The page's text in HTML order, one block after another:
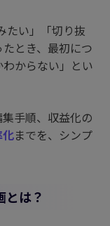
たい」「切り抜
とき、最初につ
からない」とい
手順、収益化の
までを、シンプ
は？